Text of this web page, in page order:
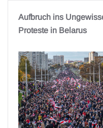
Aufbruch ins
Proteste in Belarus